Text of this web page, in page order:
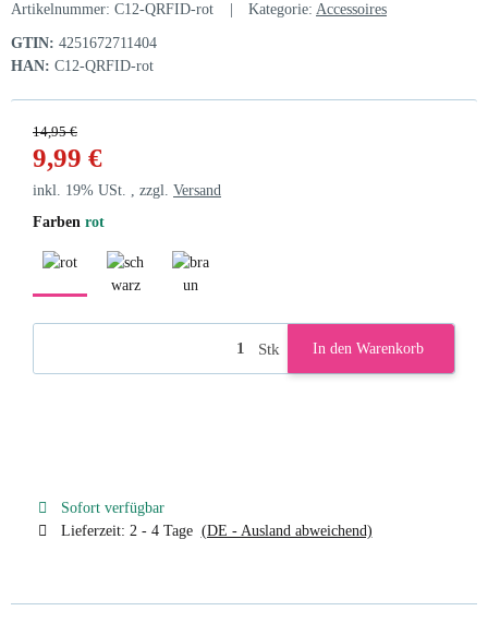
Artikelnummer: C12-QRFID-rot Kategorie: Accessoires
GTIN: 4251672711404
HAN: C12-QRFID-rot
14,95 €
9,99 €
inkl. 19% USt. , zzgl. Versand
Farben rot
Stk In den Warenkorb
Sofort verfügbar
Lieferzeit: 2 - 4 Tage (DE - Ausland abweichend)